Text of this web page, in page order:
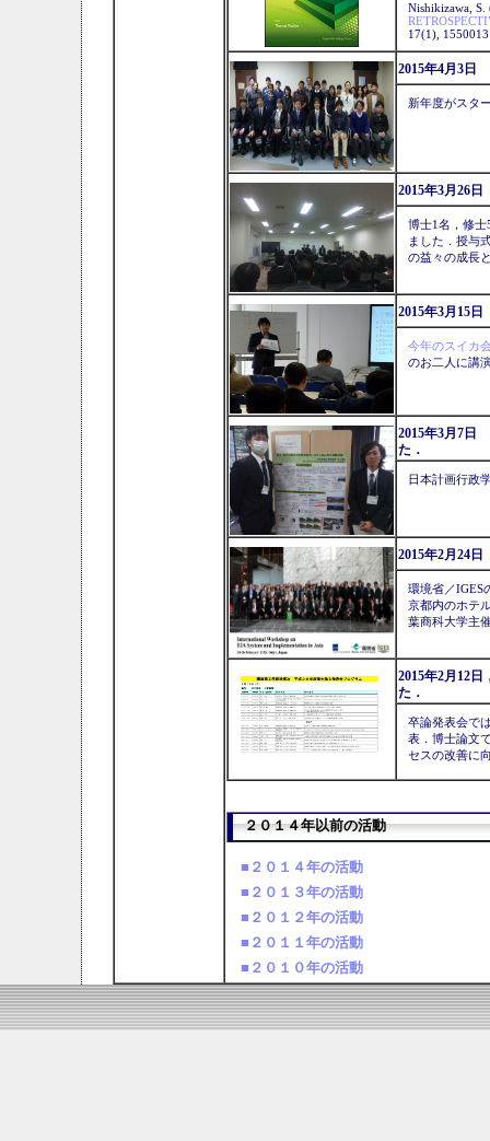
Nishikizawa,
17(1),
2015年4月3日
新年度がスタ
2015年3月26
博士1名，修
ました．授与
の益々の成長
2015年3月15
今年のスイカ
のお二人に講
2015年3月7日
た．
日本計画行政
2015年2月24
環境省／IGES
京都内のホテ
葉商科大学主
2015年2月12
た．
卒論発表会で
表．博士論文
セスの改善に
２０１４年以前の活動
■２０１４年の活動
■２０１３年の活動
■２０１２年の活動
■２０１１年の活動
■２０１０年の活動